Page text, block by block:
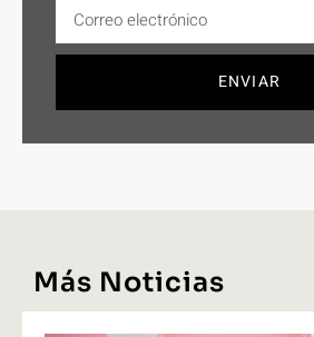
ENVIAR
Más Noticias